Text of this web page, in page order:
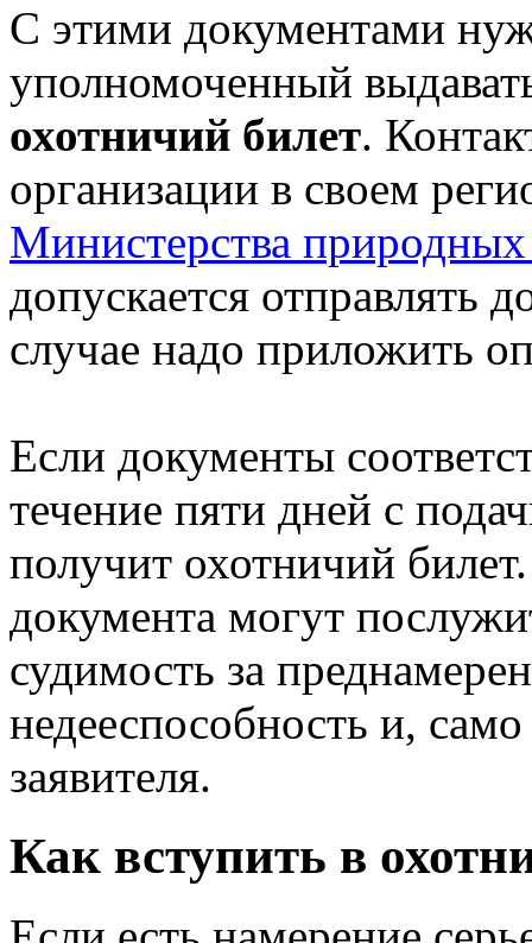
С этими документами
уполномоченный
охотничий билет.
организации в своем
Министерства природных
допускается отправлять
случае надо приложить
Если документы
течение пяти дней с
получит охотничий
документа могут
судимость за
недееспособность и,
заявителя.
Как вступить в